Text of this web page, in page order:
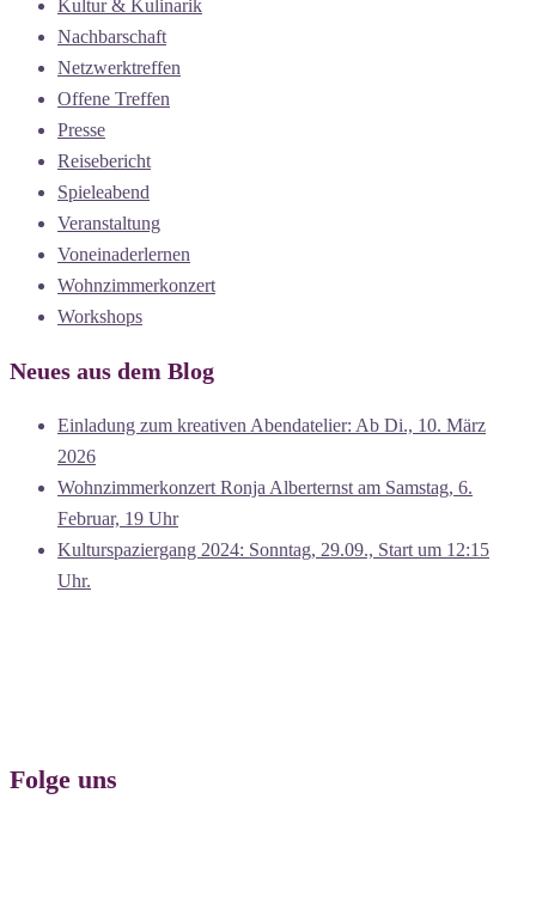
Kultur & Kulinarik
Nachbarschaft
Netzwerktreffen
Offene Treffen
Presse
Reisebericht
Spieleabend
Veranstaltung
Voneinaderlernen
Wohnzimmerkonzert
Workshops
Neues aus dem Blog
Einladung zum kreativen Abendatelier: Ab Di., 10. März
2026
Wohnzimmerkonzert Ronja Alberternst am Samstag, 6.
Februar, 19 Uhr
Kulturspaziergang 2024: Sonntag, 29.09., Start um 12:15
Uhr.
Folge uns